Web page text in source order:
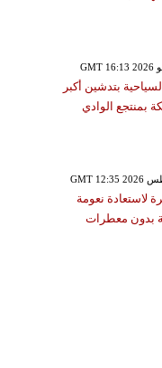
بتدشين أكبر
بمنتجع الوادي
لاستعادة نعومة
بدون معطرات